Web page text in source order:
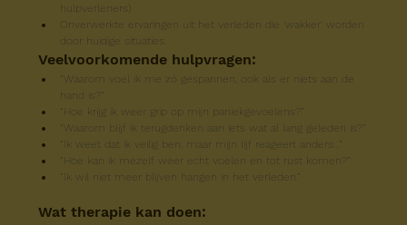
hulpverleners)
Onverwerkte ervaringen uit het verleden die 'wakker' worden
door huidige situaties.
Veelvoorkomende hulpvragen:
“Waarom voel ik me zó gespannen, ook als er niets aan de
hand is?”
“Hoe krijg ik weer grip op mijn paniekgevoelens?”
“Waarom blijf ik terugdenken aan iets wat al lang geleden is?”
“Ik weet dat ik veilig ben, maar mijn lijf reageert anders…”
“Hoe kan ik mezelf weer echt voelen en tot rust komen?”
“Ik wil niet meer blijven hangen in het verleden.”
Wat therapie kan doen: